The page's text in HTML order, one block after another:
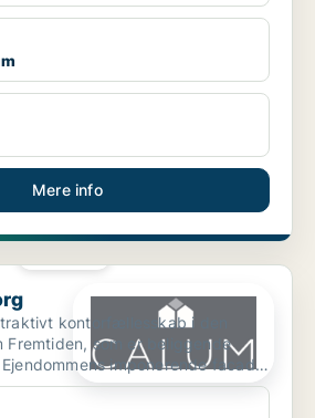
Mere info
kontorfællesskab i den
Fremtiden, som er beliggende
imponerende facade